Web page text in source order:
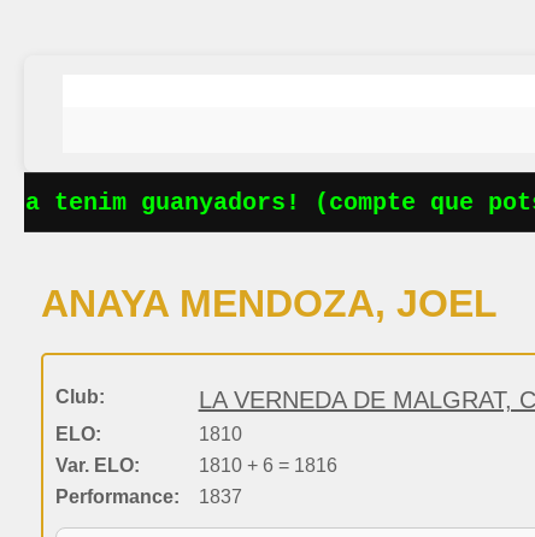
tenim guanyadors! (compte que
ANAYA MENDOZA, JOEL
Club: LA VERNEDA DE MALGRAT,
ELO:
1810
Var. ELO:
1810 + 6 = 1816
Performance:
1837